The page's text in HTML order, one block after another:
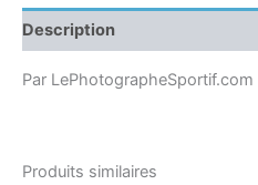
Description
Par LePhotographeSportif.com
Produits similaires